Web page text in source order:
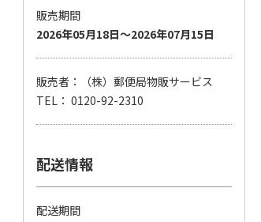
販売期間
2026年05月18日～2026年07月15日
販売者：（株）郵便局物販サービス
TEL： 0120-92-2310
配送情報
配送期間